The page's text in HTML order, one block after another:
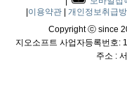
이용약관
개인정보취급
Copyright ⓒ since
지오소프트 사업자등록번호:
주소 :